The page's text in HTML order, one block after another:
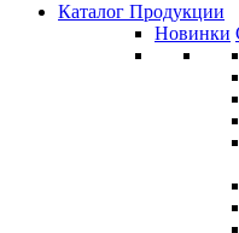
Каталог Продукции
Новинки